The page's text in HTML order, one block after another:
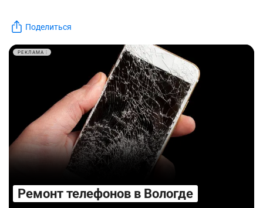
Поделиться
РЕКЛАМА
Ремонт телефонов в Вологде